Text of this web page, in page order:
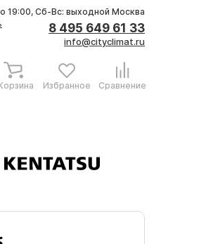
8 495 649 61 33
info@cityclimat.ru
19:00, Сб-Вс: выходной Москва
Избранное Сравнение